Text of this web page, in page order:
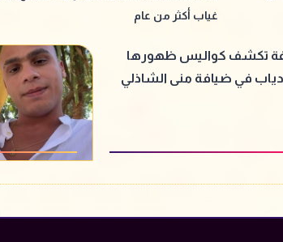
غياب أكثر من عام
تكشف كواليس ظهورها
في ضيافة منى الشاذلي